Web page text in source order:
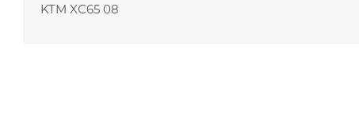
KTM XС65 08